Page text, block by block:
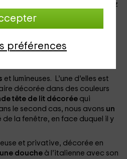
préférences
et très colorée. Vous y trouverez
et en forme de L, sous lequel
d’
pour pouvoir
et lumineuses. L’une d’elles est
décorée dans des couleurs
tête de lit décorée qui
le second cas, nous avons un
de la fenêtre, en face duquel il y
et privative, décorée en
douche à l’italienne avec son